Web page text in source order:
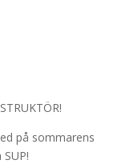
på sommarens